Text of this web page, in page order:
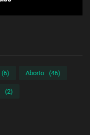
(6) Aborto (46)
(2)